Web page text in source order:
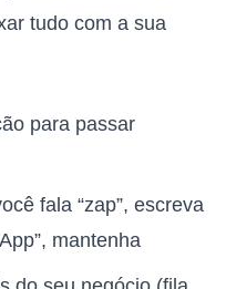
tudo com a sua
para passar
fala “zap”, escreva
mantenha